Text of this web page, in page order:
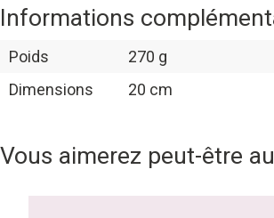
Informations
Poids
270 g
Dimensions
20 cm
Vous aimerez peut-être